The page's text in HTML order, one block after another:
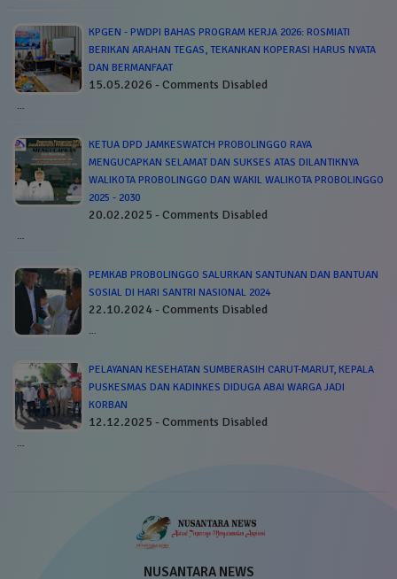
KPGEN - PWDPI BAHAS PROGRAM KERJA 2026: ROSMIATI
BERIKAN ARAHAN TEGAS, TEKANKAN KOPERASI HARUS NYATA
DAN BERMANFAAT
15.05.2026 - Comments Disabled
…
KETUA DPD JAMKESWATCH PROBOLINGGO RAYA
MENGUCAPKAN SELAMAT DAN SUKSES ATAS DILANTIKNYA
WALIKOTA PROBOLINGGO DAN WAKIL WALIKOTA PROBOLINGGO
2025 - 2030
20.02.2025 - Comments Disabled
…
PEMKAB PROBOLINGGO SALURKAN SANTUNAN DAN BANTUAN
SOSIAL DI HARI SANTRI NASIONAL 2024
22.10.2024 - Comments Disabled
…
PELAYANAN KESEHATAN SUMBERASIH CARUT-MARUT, KEPALA
PUSKESMAS DAN KADINKES DIDUGA ABAI WARGA JADI
KORBAN
12.12.2025 - Comments Disabled
…
NUSANTARA NEWS